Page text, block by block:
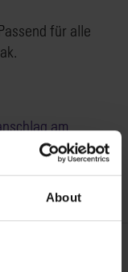
About
für alle
am